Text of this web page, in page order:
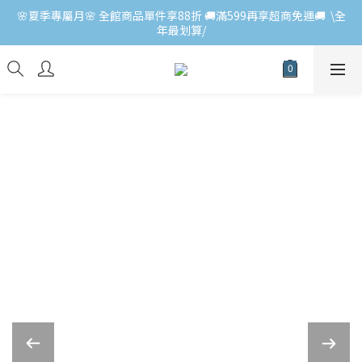
🌸夏季專屬月🌸 全館商品單件享88折 🚚滿599再享超商免運🚚  \全
年最划算/